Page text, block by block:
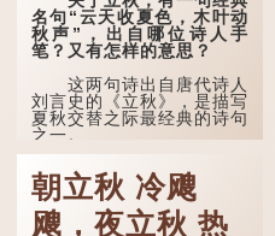
名句“云天收夏色，木叶动
秋声”，出自哪位诗人手
笔？又有怎样的意思？
这两句诗出自唐代诗人
刘言史的《立秋》，是描写
夏秋交替之际最经典的诗句
之一。
《立秋》全诗如下：
兹晨戒流火，商飙早已
惊。 云天收夏色，木
朝立秋 冷飕
飕，夜立秋 热